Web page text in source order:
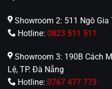
Showroom 2: 511 Ngô Gia
Hotline: 0823 511 511
Showroom 3: 190B Cách
Lệ, TP. Đà Nẵng
Hotline: 0767 477 773